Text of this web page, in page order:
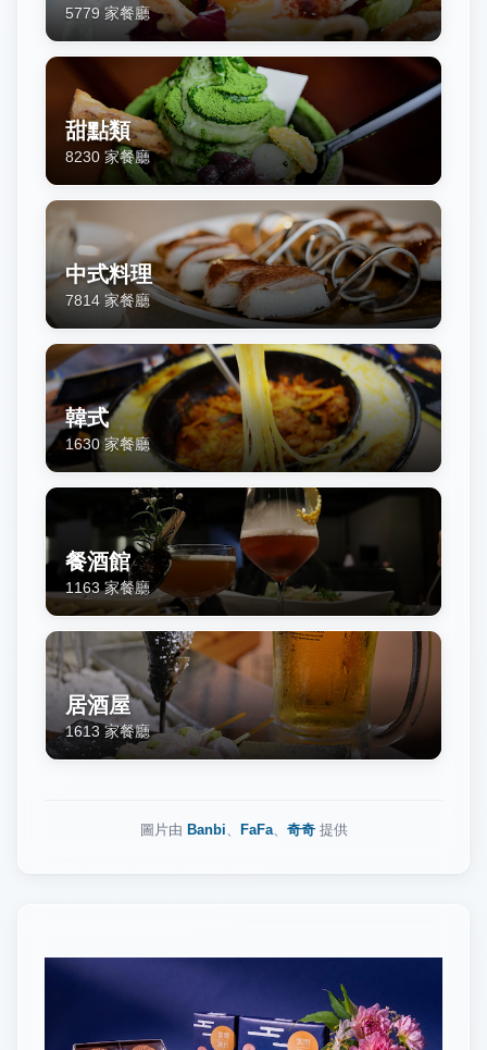
5779 家餐廳
甜點類
8230 家餐廳
中式料理
7814 家餐廳
韓式
1630 家餐廳
餐酒館
1163家餐廳
居酒屋
1613 家餐廳
圖片由 Banbi、 FaFa、 奇奇提供